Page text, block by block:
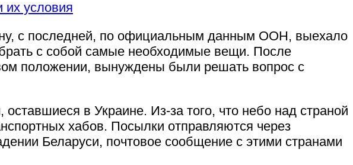
с последней, по официальным данным ООН, выехало
с собой самые необходимые вещи. После
положении, вынуждены были решать вопрос с
в Украине. Из-за того, что небо над страной
хабов. Посылки отправляются через
Беларуси, почтовое сообщение с этими странами